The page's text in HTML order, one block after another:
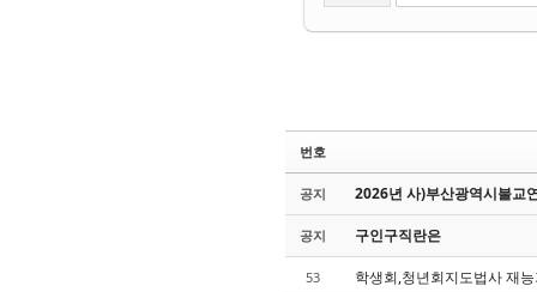
번호
공지 2026년 사)부산광역시불교
공지 구인구직란은
53 학생회,청년회지도법사 재